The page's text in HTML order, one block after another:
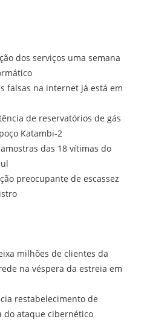
dos serviços uma semana
falsas na internet já está em
de reservatórios de gás
Katambi-2
das 18 vítimas do
preocupante de escassez
milhões de clientes da
na véspera da estreia em
restabelecimento de
do ataque cibernético